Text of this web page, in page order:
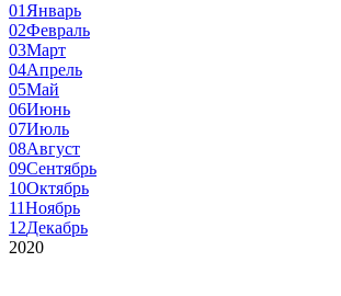
01 Январь
02Февраль
03Март
04Апрель
05Май
06Июнь
07Июль
08Август
09Сентябрь
10Октябрь
11Ноябрь
12Декабрь
2020